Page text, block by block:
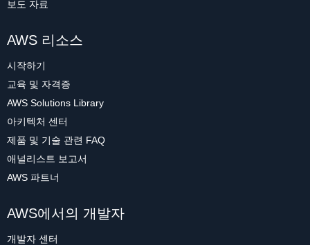
보도 자료
AWS 리소스
시작하기
교육 및 자격증
AWS Solutions Library
아키텍처 센터
제품 및 기술 관련 FAQ
애널리스트 보고서
AWS 파트너
AWS에서의 개발자
개발자 센터